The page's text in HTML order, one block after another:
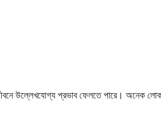
জীবনে উল্লেখযোগ্য প্রভাব ফেলতে পারে।